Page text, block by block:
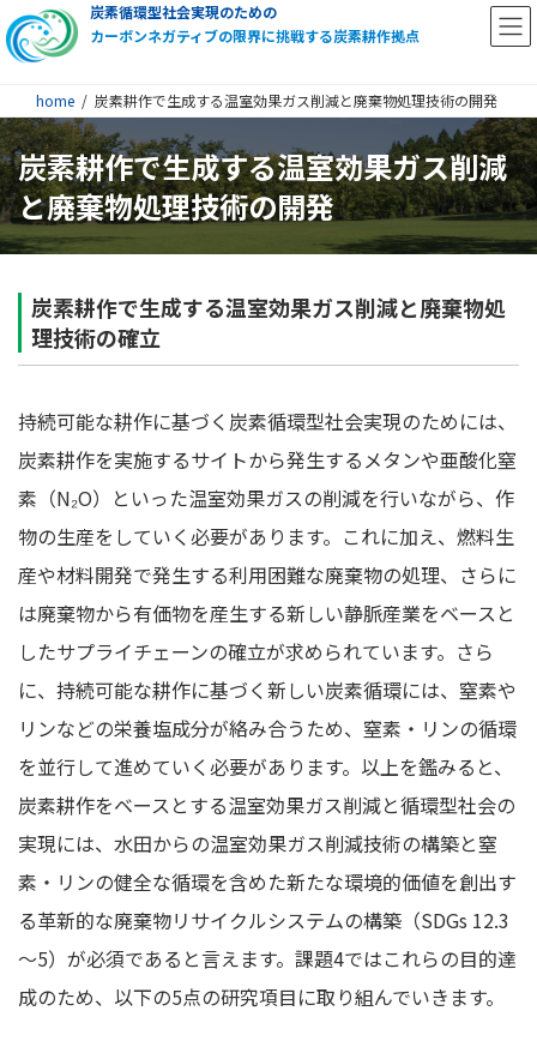
炭素循環型社会実現のための
カーボンネガティブの限界に挑戦する炭素耕作拠点
home 炭素耕作で生成する温室効果ガス削減と廃棄物処理技術の開発
炭素耕作で生成する温室効果ガス削減
と廃棄物処理技術の開発
炭素耕作で生成する温室効果ガス削減と廃棄物処
理技術の確立
持続可能な耕作に基づく炭素循環型社会実現のためには、
炭素耕作を実施するサイトから発生するメタンや亜酸化窒
素（N₂O）といった温室効果ガスの削減を行いながら、作
物の生産をしていく必要があります。これに加え、燃料生
産や材料開発で発生する利用困難な廃棄物の処理、さらに
は廃棄物から有価物を産生する新しい静脈産業をベースと
したサプライチェーンの確立が求められています。さら
に、持続可能な耕作に基づく新しい炭素循環には、窒素や
リンなどの栄養塩成分が絡み合うため、窒素・リンの循環
を並行して進めていく必要があります。以上を鑑みると、
炭素耕作をベースとする温室効果ガス削減と循環型社会の
実現には、水田からの温室効果ガス削減技術の構築と窒
素・リンの健全な循環を含めた新たな環境的価値を創出す
る革新的な廃棄物リサイクルシステムの構築（SDGs 12.3
～5）が必須であると言えます。課題4ではこれらの目的達
成のため、以下の5点の研究項目に取り組んでいきます。